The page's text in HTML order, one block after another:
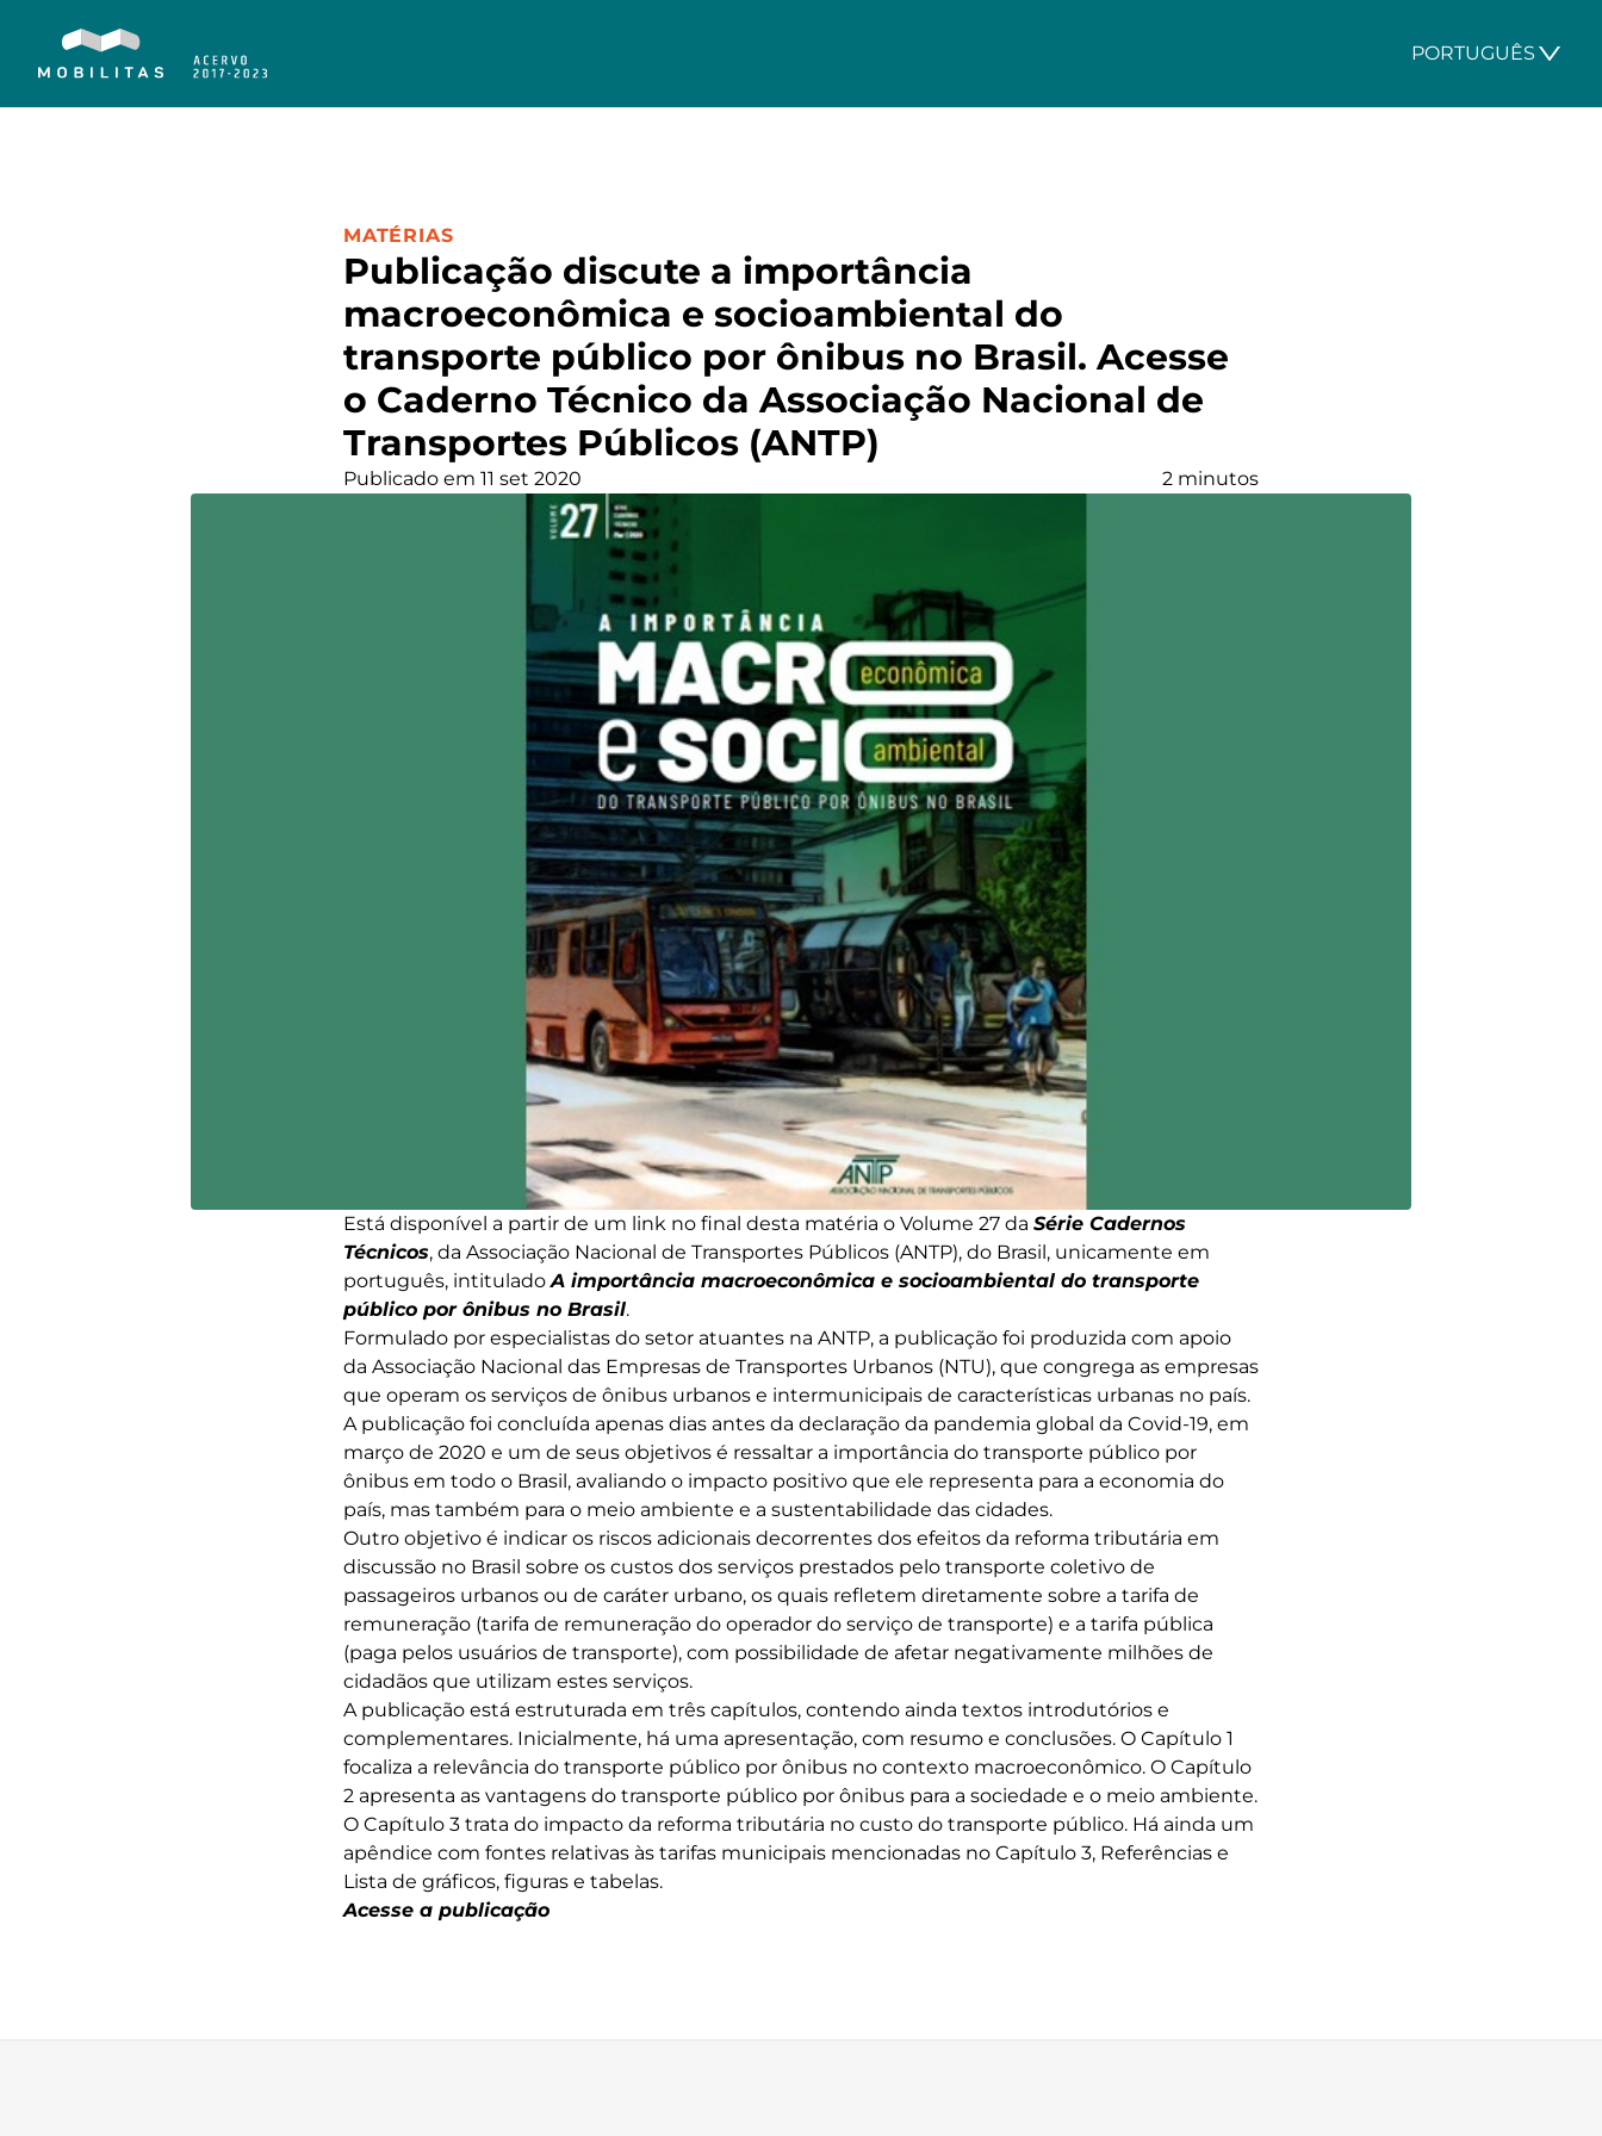
PORTUGUÊS
Publicação discute a importância
macroeconômica e socioambiental do
transporte público por ônibus no Brasil. Acesse
o Caderno Técnico da Associação Nacional de
Transportes Públicos (ANTP)
CATEGORIA:
MATÉRIAS
Publicado em 11 set 2020 2 minutos
Está disponível a partir de um link no final desta matéria o Volume 27 da Série Cadernos
Técnicos, da Associação Nacional de Transportes Públicos (ANTP), do Brasil, unicamente em
português, intituladoA importância macroeconômica e socioambiental do transporte
público por ônibus no Brasil.
Formulado por especialistas do setor atuantes na ANTP, a publicação foi produzida com apoio
da Associação Nacional das Empresas de Transportes Urbanos (NTU), que congrega as empresas
que operam os serviços de ônibus urbanos e intermunicipais de características urbanas no país.
A publicação foi concluída apenas dias antes da declaração da pandemia global da Covid-19, em
março de 2020 e um de seus objetivos é ressaltar a importância do transporte público por
ônibus em todo o Brasil, avaliando o impacto positivo que ele representa para a economia do
país, mas também para o meio ambiente e a sustentabilidade das cidades.
Outro objetivo é indicar os riscos adicionais decorrentes dos efeitos da reforma tributária em
discussão no Brasil sobre os custos dos serviços prestados pelo transporte coletivo de
passageiros urbanos ou de caráter urbano, os quais refletem diretamente sobre a tarifa de
remuneração (tarifa de remuneração do operador do serviço de transporte) e a tarifa pública
(paga pelos usuários de transporte), com possibilidade de afetar negativamente milhões de
cidadãos que utilizam estes serviços.
A publicação está estruturada em três capítulos, contendo ainda textos introdutórios e
complementares. Inicialmente, há uma apresentação, com resumo e conclusões. O Capítulo 1
focaliza a relevância do transporte público por ônibus no contexto macroeconômico. O Capítulo
2 apresenta as vantagens do transporte público por ônibus para a sociedade e o meio ambiente.
O Capítulo 3 trata do impacto da reforma tributária no custo do transporte público. Há ainda um
apêndice com fontes relativas às tarifas municipais mencionadas no Capítulo 3, Referências e
Lista de gráficos, figuras e tabelas.
Acesse a publicação